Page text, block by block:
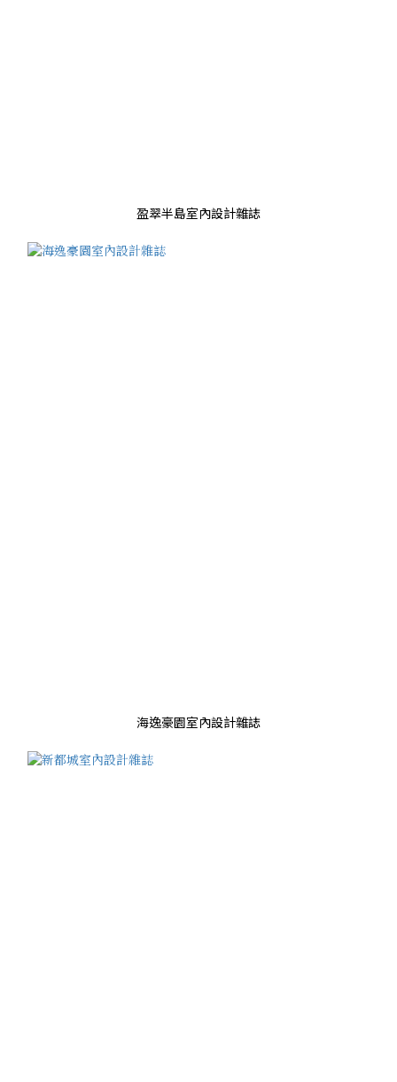
盈翠半島室內設計雜誌
海逸豪園室內設計雜誌